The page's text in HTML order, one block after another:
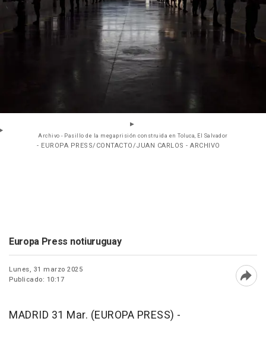
Archivo - Pasillo de la megaprisión construida en Toluca, El Salvador
- EUROPA PRESS/CONTACTO/JUAN CARLOS - ARCHIVO
Europa Press notiuruguay
Lunes, 31 marzo 2025
Publicado: 10:17
MADRID 31 Mar. (EUROPA PRESS) -